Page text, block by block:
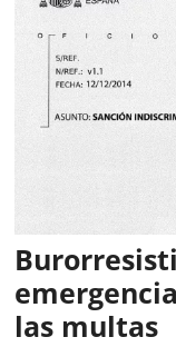
las multas